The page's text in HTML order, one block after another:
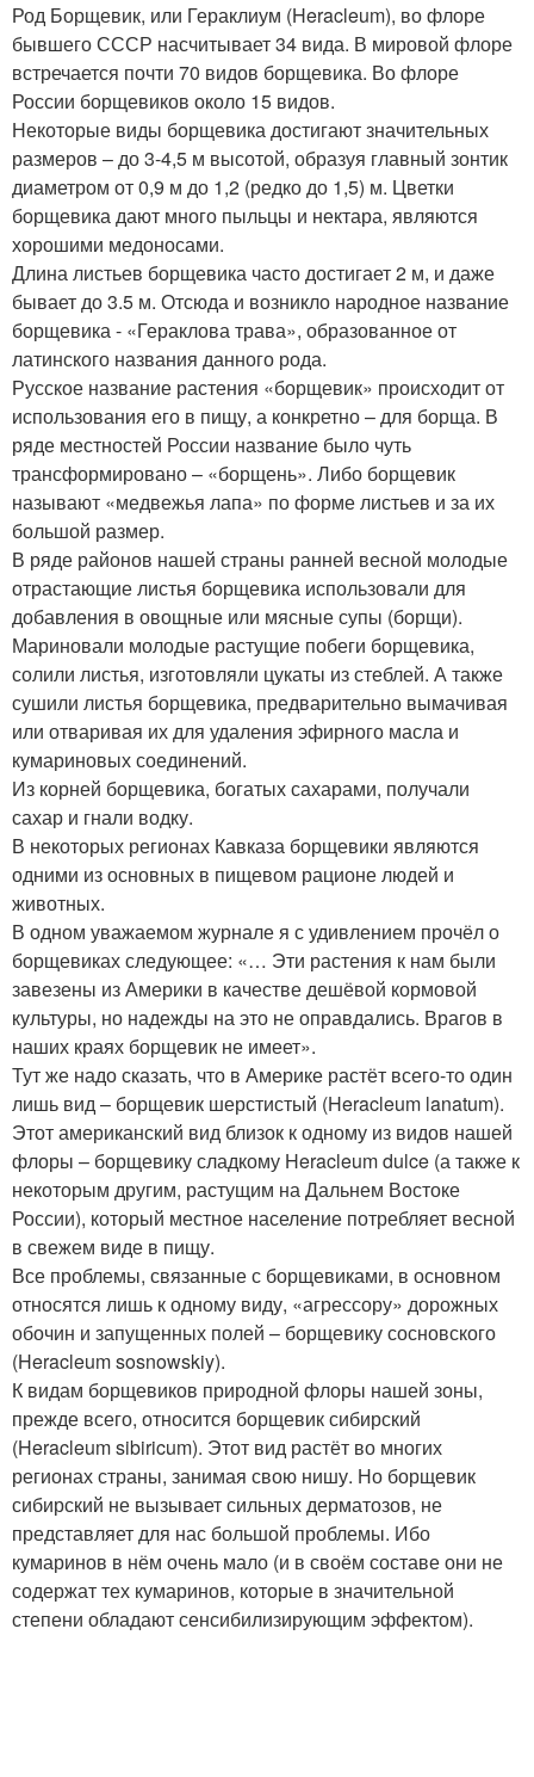
Род Борщевик, или Гераклиум (Heracleum), во флоре
бывшего СССР насчитывает 34 вида. В мировой флоре
встречается почти 70 видов борщевика. Во флоре
России борщевиков около 15 видов.
Некоторые виды борщевика достигают значительных
размеров – до 3-4,5 м высотой, образуя главный зонтик
диаметром от 0,9 м до 1,2 (редко до 1,5) м. Цветки
борщевика дают много пыльцы и нектара, являются
хорошими медоносами.
Длина листьев борщевика часто достигает 2 м, и даже
бывает до 3.5 м. Отсюда и возникло народное название
борщевика - «Гераклова трава», образованное от
латинского названия данного рода.
Русское название растения «борщевик» происходит от
использования его в пищу, а конкретно – для борща. В
ряде местностей России название было чуть
трансформировано – «борщень». Либо борщевик
называют «медвежья лапа» по форме листьев и за их
большой размер.
В ряде районов нашей страны ранней весной молодые
отрастающие листья борщевика использовали для
добавления в овощные или мясные супы (борщи).
Мариновали молодые растущие побеги борщевика,
солили листья, изготовляли цукаты из стеблей. А также
сушили листья борщевика, предварительно вымачивая
или отваривая их для удаления эфирного масла и
кумариновых соединений.
Из корней борщевика, богатых сахарами, получали
сахар и гнали водку.
В некоторых регионах Кавказа борщевики являются
одними из основных в пищевом рационе людей и
животных.
В одном уважаемом журнале я с удивлением прочёл о
борщевиках следующее: «… Эти растения к нам были
завезены из Америки в качестве дешёвой кормовой
культуры, но надежды на это не оправдались. Врагов в
наших краях борщевик не имеет».
Тут же надо сказать, что в Америке растёт всего-то один
лишь вид – борщевик шерстистый (Heracleum lanatum).
Этот американский вид близок к одному из видов нашей
флоры – борщевику сладкому Heracleum dulce (а также к
некоторым другим, растущим на Дальнем Востоке
России), который местное население потребляет весной
в свежем виде в пищу.
Все проблемы, связанные с борщевиками, в основном
относятся лишь к одному виду, «агрессору» дорожных
обочин и запущенных полей – борщевику сосновского
(Heracleum sosnowskiy).
К видам борщевиков природной флоры нашей зоны,
прежде всего, относится борщевик сибирский
(Heracleum sibiricum). Этот вид растёт во многих
регионах страны, занимая свою нишу. Но борщевик
сибирский не вызывает сильных дерматозов, не
представляет для нас большой проблемы. Ибо
кумаринов в нём очень мало (и в своём составе они не
содержат тех кумаринов, которые в значительной
степени обладают сенсибилизирующим эффектом).